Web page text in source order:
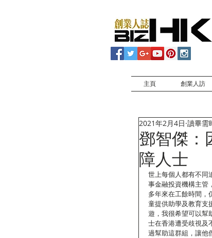
主頁 創業人訪
鄧智傑：
障人士
2021年2月4日 讀畢需
世上每個人都有不同
事金融投資機構主管
多年來在工餘時間，
童提供助學及教育支
遊，我很希望可以幫
士在香港遭受歧視及
過幫助這群組，讓他